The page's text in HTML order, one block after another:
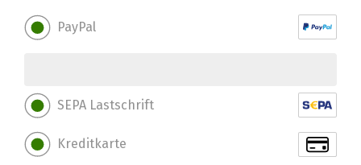
PayPal
SEPA Lastschrift
Kreditkarte